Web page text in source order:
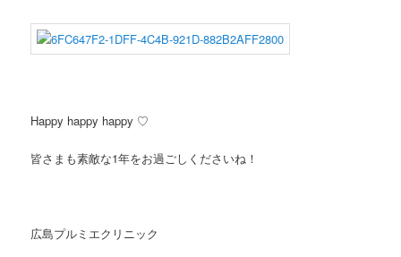
Happy happy happy ♡
皆さまも素敵な1年をお過ごしくださいね！
広島プルミエクリニック